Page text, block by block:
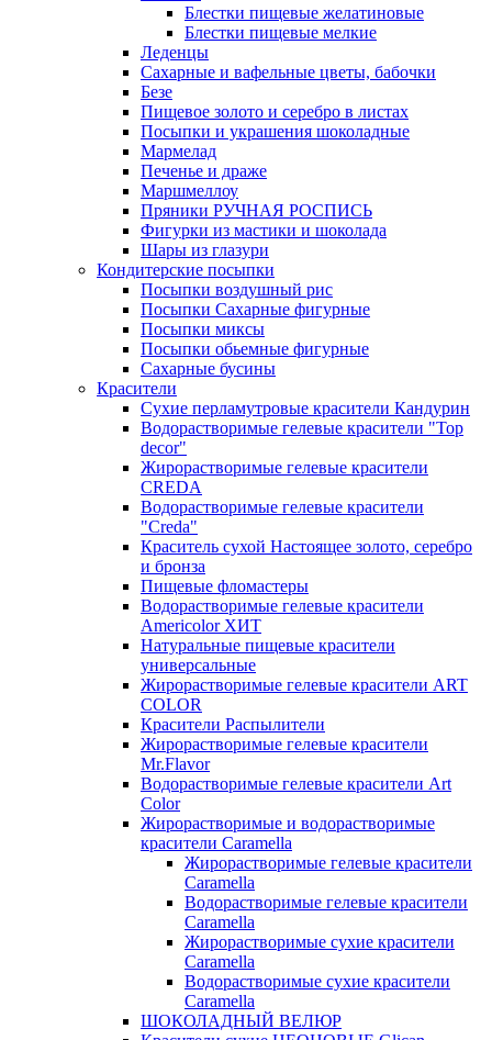
Блестки пищевые желатиновые
Блестки пищевые мелкие
Леденцы
Сахарные и вафельные цветы, бабочки
Безе
Пищевое золото и серебро в листах
Посыпки и украшения шоколадные
Мармелад
Печенье и драже
Маршмеллоу
Пряники РУЧНАЯ РОСПИСЬ
Фигурки из мастики и шоколада
Шары из глазури
Кондитерские посыпки
Посыпки воздушный рис
Посыпки Сахарные фигурные
Посыпки миксы
Посыпки обьемные фигурные
Сахарные бусины
Красители
Сухие перламутровые красители Кандурин
Водорастворимые гелевые красители "Top
decor"
Жирорастворимые гелевые красители
CREDA
Водорастворимые гелевые красители
"Creda"
Краситель сухой Настоящее золото, серебро
и бронза
Пищевые фломастеры
Водорастворимые гелевые красители
Americolor ХИТ
Натуральные пищевые красители
универсальные
Жирорастворимые гелевые красители ART
COLOR
Красители Распылители
Жирорастворимые гелевые красители
Mr.Flavor
Водорастворимые гелевые красители Art
Color
Жирорастворимые и водорастворимые
красители Caramella
Жирорастворимые гелевые красители
Caramella
Водорастворимые гелевые красители
Caramella
Жирорастворимые сухие красители
Caramella
Водорастворимые сухие красители
Caramella
ШОКОЛАДНЫЙ ВЕЛЮР